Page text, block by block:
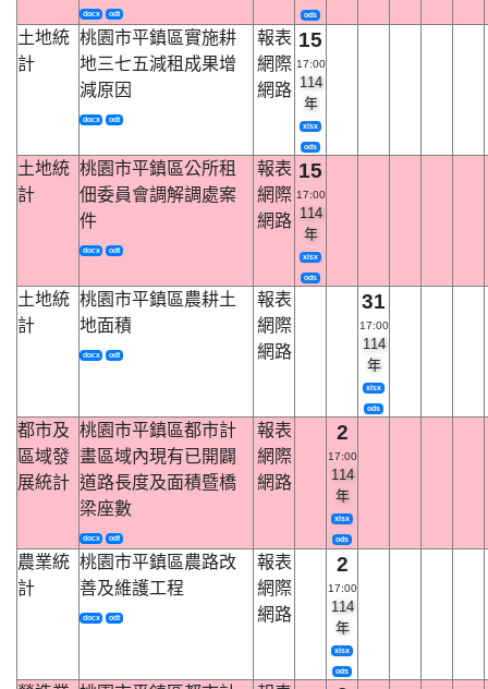
docx odt ods
土地統
計
桃園市平鎮區實施耕
地三七五減租成果增
減原因
docx odt
報表
網際
網路
15
17:00
114
年
xlsx
ods
土地統
計
桃園市平鎮區公所租
佃委員會調解調處案
件
docx odt
報表
網際
網路
15
17:00
114
年
xlsx
ods
土地統
計
桃園市平鎮區農耕土
地面積
docx odt
報表
網際
網路
31
17:00
114
年
xlsx
ods
都市及
區域發
展統計
桃園市平鎮區都市計
畫區域內現有已開闢
道路長度及面積暨橋
梁座數
docx odt
報表
網際
網路
2
17:00
114
年
xlsx
ods
農業統
計
桃園市平鎮區農路改
善及維護工程
docx odt
報表
網際
網路
2
17:00
114
年
xlsx
ods